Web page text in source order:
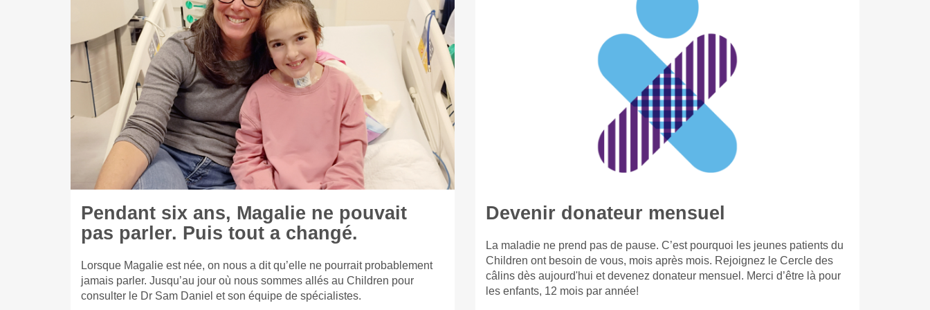
Pendant six ans, Magalie ne pouvait
pas parler. Puis tout a changé.
Lorsque Magalie est née, on nous a dit qu’elle ne pourrait probablement
jamais parler. Jusqu’au jour où nous sommes allés au Children pour
consulter le Dr Sam Daniel et son équipe de spécialistes.
Devenir donateur mensuel
La maladie ne prend pas de pause. C’est pourquoi les jeunes patients du
Children ont besoin de vous, mois après mois. Rejoignez le Cercle des
câlins dès aujourd'hui et devenez donateur mensuel. Merci d’être là pour
les enfants, 12 mois par année!